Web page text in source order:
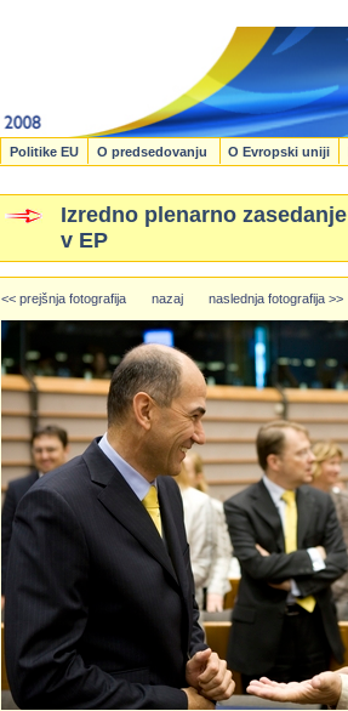
Politike EU O predsedovanju O Evropski uniji
Izredno plenarno
v EP
<< prejšnja fotografija nazaj naslednja fotografija >>